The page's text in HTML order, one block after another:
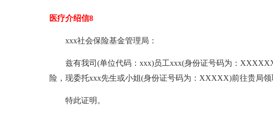
医疗介绍信8
xxx社会保险基金管理局：
兹有我司(单位代码：xxx)员工xxx(身份证号码为：
险，现委托xxx先生或小姐(身份证号码为：XXXXX)前往贵局领
特此证明。